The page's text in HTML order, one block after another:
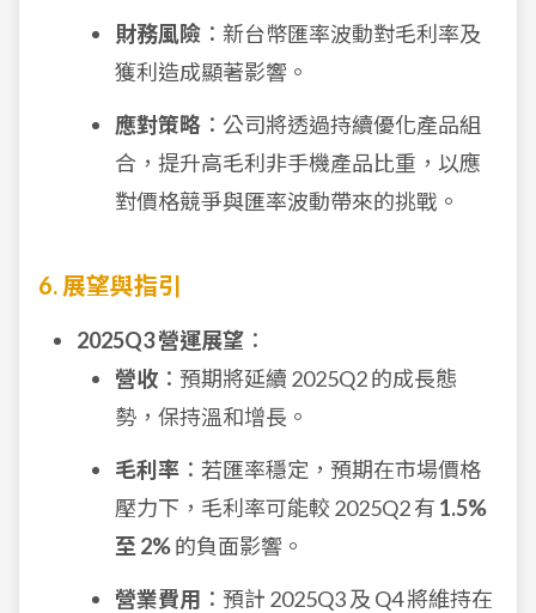
財務風險 ：新台幣匯率波動對毛利率及
獲利造成顯著影響。
應對策略 ：公司將透過持續優化產品組
合，提升高毛利非手機產品比重，以應
對價格競爭與匯率波動帶來的挑戰。
6. 展望與指引
2025Q3 營運展望 ：
營收 ：預期將延續 2025Q2 的成長態
勢，保持溫和增長。
毛利率 ：若匯率穩定，預期在市場價格
壓力下，毛利率可能較 2025Q2 有 1.5%
至 2%的負面影響。
營業費用 ：預計 2025Q3 及 Q4 將維持在